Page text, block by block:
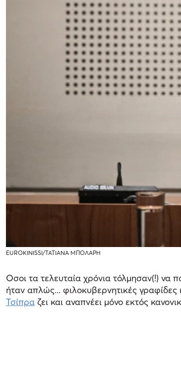
EUROKINISSI/ΤΑΤΙΑΝΑ ΜΠΟΛΑΡΗ
Οσοι τα τελευταία χρόνια τόλμησαν(!) να
ήταν απλώς... φιλοκυβερνητικές
Τσίπρα ζει και αναπνέει μόνο εκτός